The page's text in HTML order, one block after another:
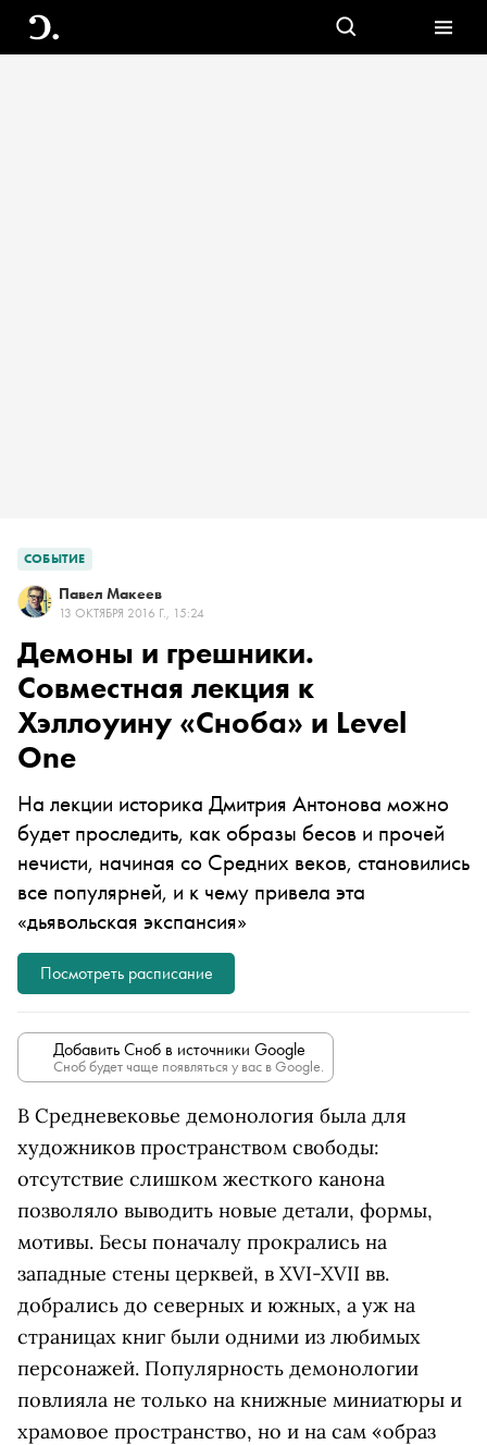
СОБЫТИЕ
Павел Макеев
13 ОКТЯБРЯ 2016 Г., 15:24
Демоны и грешники.
Совместная лекция к
Хэллоуину «Сноба» и Level
One
На лекции историка Дмитрия Антонова можно
будет проследить, как образы бесов и прочей
нечисти, начиная со Средних веков, становились
все популярней, и к чему привела эта
«дьявольская экспансия»
Посмотреть расписание
Добавить Сноб в источники Google
Сноб будет чаще появляться у вас в Google.
В Средневековье демонология была для
художников пространством свободы:
отсутствие слишком жесткого канона
позволяло выводить новые детали, формы,
мотивы. Бесы поначалу прокрались на
западные стены церквей, в XVI-XVII вв.
добрались до северных и южных, а уж на
страницах книг были одними из любимых
персонажей. Популярность демонологии
повлияла не только на книжные миниатюры и
храмовое пространство, но и на сам «образ